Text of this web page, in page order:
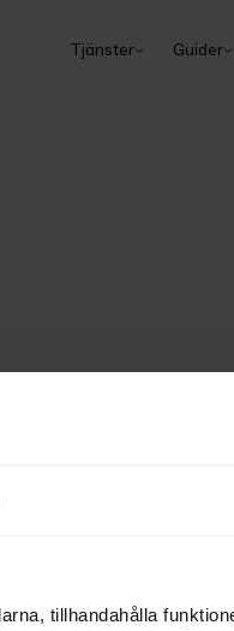
tillhandahålla
Tjänster Guider